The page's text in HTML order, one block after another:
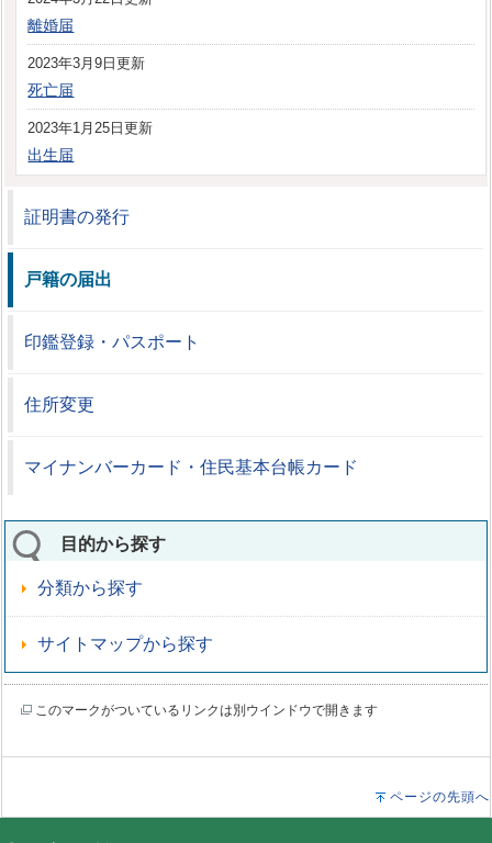
離婚届
2023年3月9日更新
死亡届
2023年1月25日更新
出生届
証明書の発行
戸籍の届出
印鑑登録・パスポート
住所変更
マイナンバーカード・住民基本台帳カード
目的から探す
分類から探す
サイトマップから探す
このマークがついているリンクは別ウインドウで開きます
ページの先頭へ